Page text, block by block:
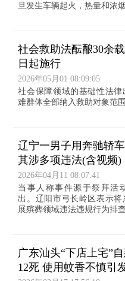
旦发生车辆起火，热量和浓
社会救助法酝酿30余
日起施行
2026年05月01 08:09:05
社会保障领域的基础性法律
难群体全部纳入救助对象范
辽宁一男子用奔驰轿
其涉多项违法(含视频)
2026年04月11 08:07:41
当事人称事件源于祭拜活
出。辽阳市弓长岭区表示
展殡葬领域违法违规行为排
广东汕头“下店上宅”
12死 使用蚊香不慎引